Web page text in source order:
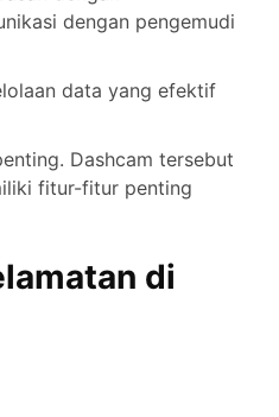
dengan pengemudi
data yang efektif
Dashcam tersebut
fitur-fitur penting
di